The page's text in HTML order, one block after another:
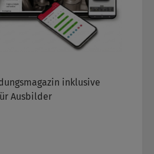
inklusive
Ausbilder